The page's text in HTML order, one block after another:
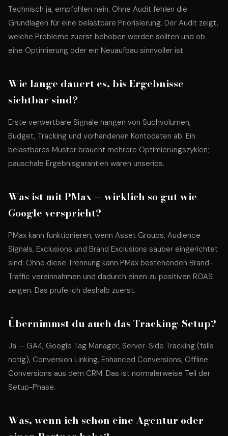
Technisch ja, empfohlen nein. Ohne Audit fehlen die
Grundlagen für eine belastbare Priorisierung. Der Audit zeigt,
welche Probleme zuerst behoben werden sollten und ob
eine Optimierung oder ein Neuaufbau sinnvoller ist.
Wie lange dauert es, bis Ergebnisse
sichtbar sind?
Erste verwertbare Signale hängen von Suchvolumen,
Budget, Tracking und vorhandenen Kontodaten ab. Ein
belastbares Muster braucht mehrere Optimierungszyklen;
pauschale Ergebnisgarantien wären unseriös.
Was ist mit PMax — wirklich so gut wie
Google verspricht?
PMax kann funktionieren, wenn Asset Groups, Audience
Signals, Exclusions und Brand Exclusions sauber eingerichtet
sind. Ohne diese Trennung kann PMax bestehenden Brand-
Traffic vereinnahmen und dadurch einen zu positiven ROAS
zeigen. Das prüfe ich deshalb zuerst.
Übernimmst du auch das Tracking-Setup?
Ja — GA4, Google Tag Manager, Server-Side Tracking (falls
nötig), Conversion Linking, Enhanced Conversions, Offline
Conversions aus dem CRM. Das ist normalerweise Teil der
Setup-Phase.
Was, wenn ich schon eine Agentur oder